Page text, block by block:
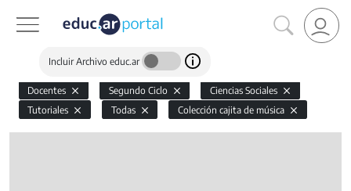
Incluir Archivo educ.ar
Docentes Segundo Ciclo
Ciencias Sociales
Tutoriales
Todas Colección cajita de música